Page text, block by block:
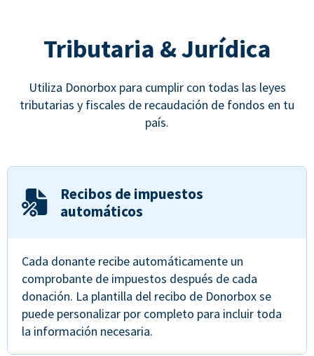
Tributaria & Jurídica
Utiliza Donorbox para cumplir con todas las leyes
tributarias y fiscales de recaudación de fondos en tu
país.
Recibos de impuestos
automáticos
Cada donante recibe automáticamente un
comprobante de impuestos después de cada
donación. La plantilla del recibo de Donorbox se
puede personalizar por completo para incluir toda
la información necesaria.